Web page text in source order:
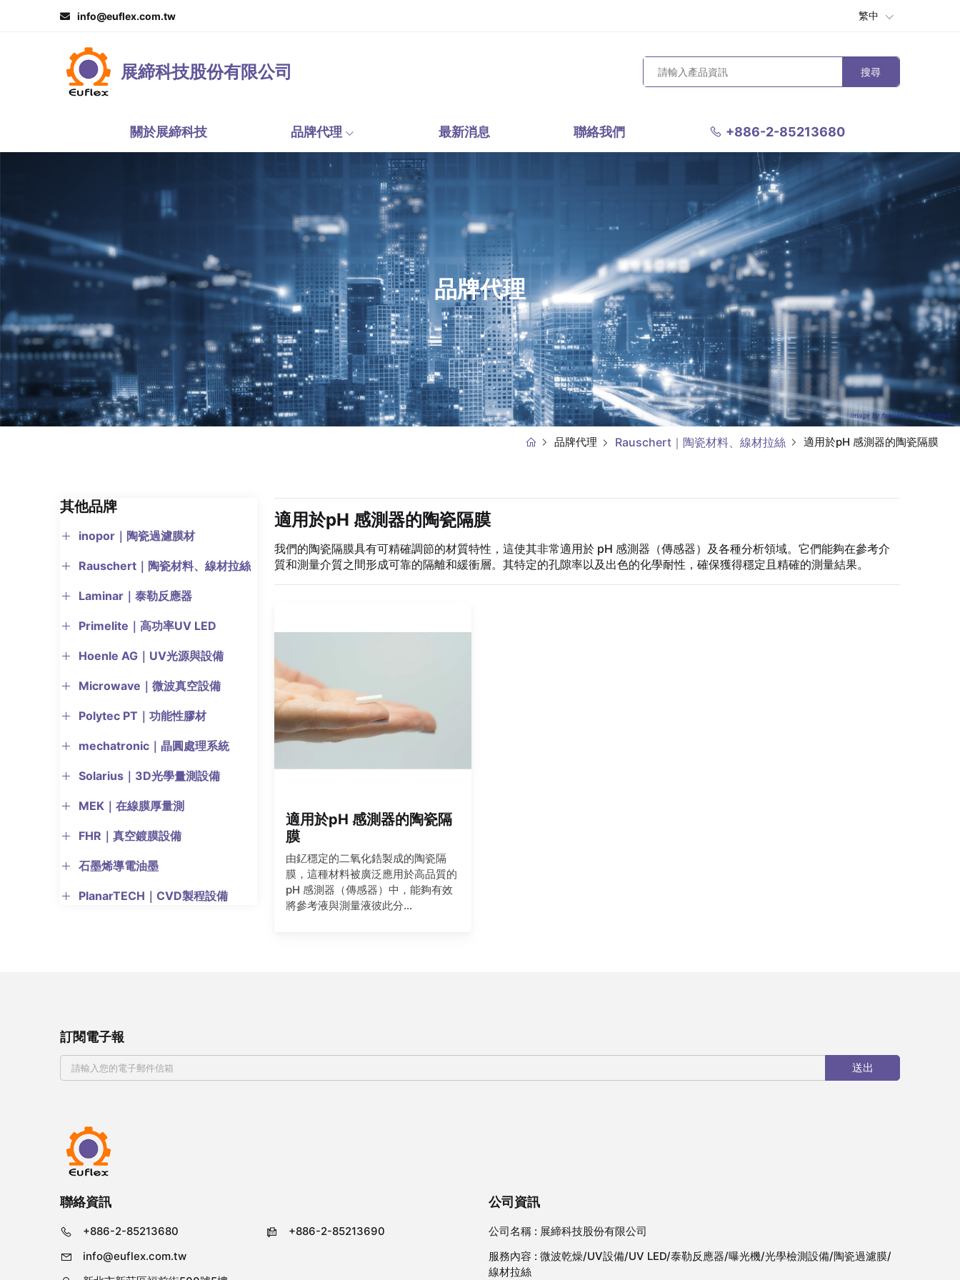
info@euflex.com.tw 繁中
展締科技股份有限公司 搜尋
關於展締科技 品牌代理 最新消息 聯絡我們 +886-2-85213680
品牌代理
品牌代理 Rauschert｜陶瓷材料、線材拉絲 適用於pH 感測器的陶瓷隔膜
其他品牌
inopor｜陶瓷過濾膜材
Rauschert｜陶瓷材料、線材拉絲
Laminar｜泰勒反應器
Primelite｜高功率UV LED
Hoenle AG｜UV光源與設備
Microwave｜微波真空設備
Polytec PT｜功能性膠材
mechatronic｜晶圓處理系統
Solarius｜3D光學量測設備
MEK｜在線膜厚量測
FHR｜真空鍍膜設備
石墨烯導電油墨
PlanarTECH｜CVD製程設備
適用於pH 感測器的陶瓷隔膜
我們的陶瓷隔膜具有可精確調節的材質特性，這使其非常適用於 pH 感測器（傳感器）及各種分析領域。它們能夠在參考介
質和測量介質之間形成可靠的隔離和緩衝層。其特定的孔隙率以及出色的化學耐性，確保獲得穩定且精確的測量結果。
適用於pH 感測器的陶瓷隔
膜
由釔穩定的二氧化鋯製成的陶瓷隔
膜，這種材料被廣泛應用於高品質的
pH 感測器（傳感器）中，能夠有效
將參考液與測量液彼此分...
訂閱電子報
送出
聯絡資訊
+886-2-85213680
+886-2-85213690
info@euflex.com.tw
公司資訊
公司名稱 : 展締科技股份有限公司
服務內容 : 微波乾燥/UV設備/UV LED/泰勒反應器/曝光機/光學檢測設備/陶瓷過濾膜/
線材拉絲